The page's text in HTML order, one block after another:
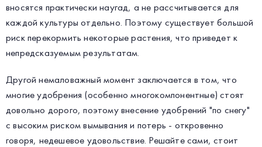
вносятся практически наугад, а не рассчитывается для
каждой культуры отдельно. Поэтому существует большой
риск перекормить некоторые растения, что приведет к
непредсказуемым результатам.
Другой немаловажный момент заключается в том, что
многие удобрения (особенно многокомпонентные) стоят
довольно дорого, поэтому внесение удобрений "по снегу"
с высоким риском вымывания и потерь - откровенно
говоря, недешевое удовольствие. Решайте сами, стоит